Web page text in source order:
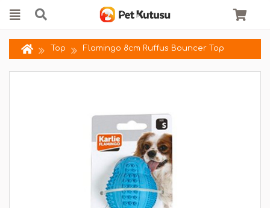
Top Flamingo 8cm Ruffus Bouncer Top